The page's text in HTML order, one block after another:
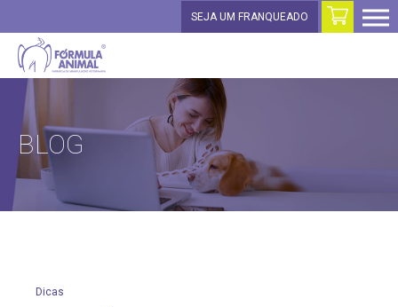
SEJA UM FRANQUEADO
BLOG
Dicas